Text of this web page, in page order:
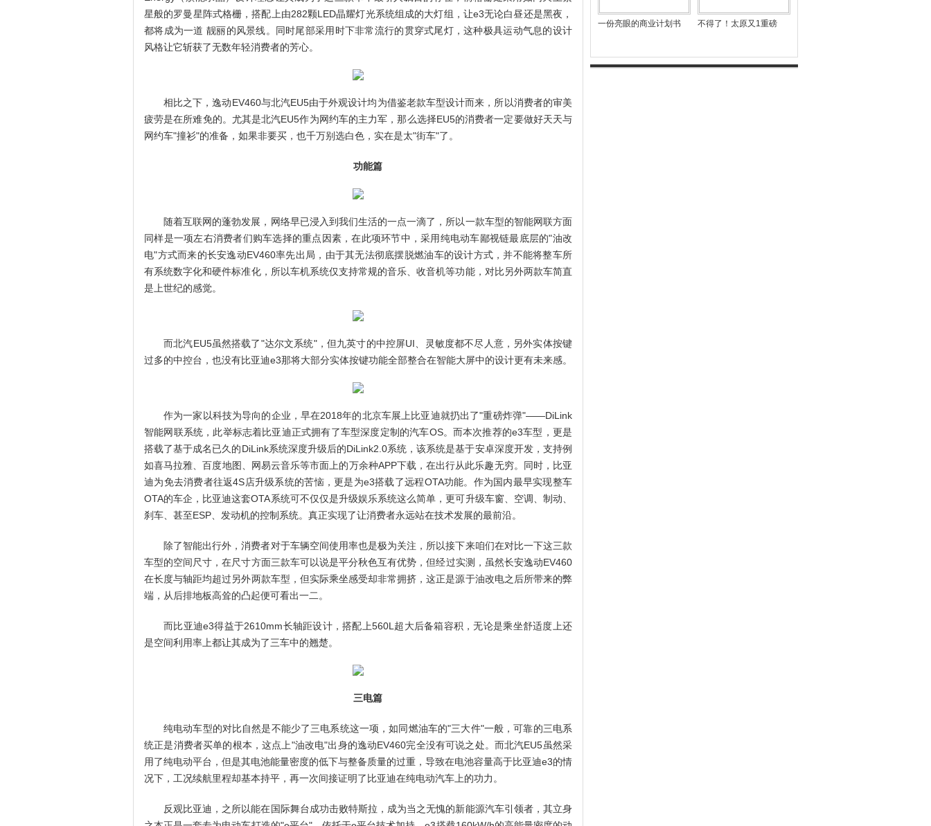
星般的罗曼星阵式格栅，搭配上由282颗LED晶耀灯光系统组成的大灯组，让e3无论白昼还是黑夜，
都将成为一道 靓丽的风景线。同时尾部采用时下非常流行的贯穿式尾灯，这种极具运动气息的设计
风格让它斩获了无数年轻消费者的芳心。
相比之下，逸动EV460与北汽EU5由于外观设计均为借鉴老款车型设计而来，所以消费者的审美
疲劳是在所难免的。尤其是北汽EU5作为网约车的主力军，那么选择EU5的消费者一定要做好天天与
网约车"撞衫"的准备，如果非要买，也千万别选白色，实在是太"街车"了。
功能篇
随着互联网的蓬勃发展，网络早已浸入到我们生活的一点一滴了，所以一款车型的智能网联方面
同样是一项左右消费者们购车选择的重点因素，在此项环节中，采用纯电动车鄙视链最底层的"油改
电"方式而来的长安逸动EV460率先出局，由于其无法彻底摆脱燃油车的设计方式，并不能将整车所
有系统数字化和硬件标准化，所以车机系统仅支持常规的音乐、收音机等功能，对比另外两款车简直
是上世纪的感觉。
而北汽EU5虽然搭载了"达尔文系统"，但九英寸的中控屏UI、灵敏度都不尽人意，另外实体按键
过多的中控台，也没有比亚迪e3那将大部分实体按键功能全部整合在智能大屏中的设计更有未来感。
作为一家以科技为导向的企业，早在2018年的北京车展上比亚迪就扔出了"重磅炸弹"——DiLink
智能网联系统，此举标志着比亚迪正式拥有了车型深度定制的汽车OS。而本次推荐的e3车型，更是
搭载了基于成名已久的DiLink系统深度升级后的DiLink2.0系统，该系统是基于安卓深度开发，支持例
如喜马拉雅、百度地图、网易云音乐等市面上的万余种APP下载，在出行从此乐趣无穷。同时，比亚
迪为免去消费者往返4S店升级系统的苦恼，更是为e3搭载了远程OTA功能。作为国内最早实现整车
OTA的车企，比亚迪这套OTA系统可不仅仅是升级娱乐系统这么简单，更可升级车窗、空调、制动、
刹车、甚至ESP、发动机的控制系统。真正实现了让消费者永远站在技术发展的最前沿。
除了智能出行外，消费者对于车辆空间使用率也是极为关注，所以接下来咱们在对比一下这三款
车型的空间尺寸，在尺寸方面三款车可以说是平分秋色互有优势，但经过实测，虽然长安逸动EV460
在长度与轴距均超过另外两款车型，但实际乘坐感受却非常拥挤，这正是源于油改电之后所带来的弊
端，从后排地板高耸的凸起便可看出一二。
而比亚迪e3得益于2610mm长轴距设计，搭配上560L超大后备箱容积，无论是乘坐舒适度上还
是空间利用率上都让其成为了三车中的翘楚。
三电篇
纯电动车型的对比自然是不能少了三电系统这一项，如同燃油车的"三大件"一般，可靠的三电系
统正是消费者买单的根本，这点上"油改电"出身的逸动EV460完全没有可说之处。而北汽EU5虽然采
用了纯电动平台，但是其电池能量密度的低下与整备质量的过重，导致在电池容量高于比亚迪e3的情
况下，工况续航里程却基本持平，再一次间接证明了比亚迪在纯电动汽车上的功力。
反观比亚迪，之所以能在国际舞台成功击败特斯拉，成为当之无愧的新能源汽车引领者，其立身
一份亮眼的商业计划书 不得了！太原又1重磅